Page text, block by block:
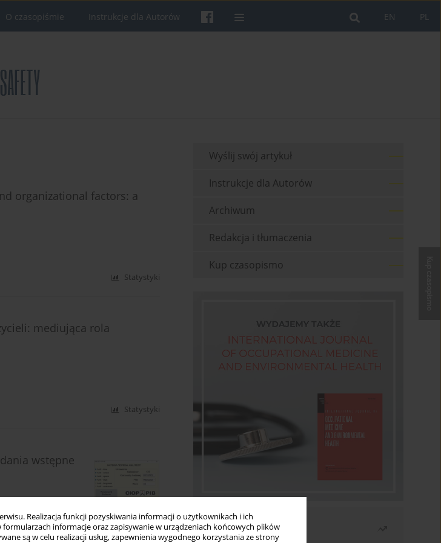
Realizacja funkcji pozyskiwania informacji o użytkownikach i ich
informacje oraz zapisywanie w urządzeniach końcowych plików
są w celu realizacji usług, zapewnienia wygodnego korzystania ze strony
PL
EN
O czasopiśmie Instrukcje dla Autorów
organizational factors: a
Statystyki
mediująca rola
Statystyki
wstępne
Statystyki
Wyślij swój artykuł
Instrukcje dla Autorów
Archiwum
Redakcja i tłumaczenia
Kup czasopismo
Najczęściej czytane